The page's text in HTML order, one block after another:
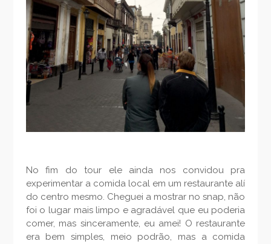
No fim do tour ele ainda nos convidou pra
experimentar a comida local em um restaurante alí
do centro mesmo. Cheguei a mostrar no snap, não
foi o lugar mais limpo e agradável que eu poderia
comer, mas sinceramente, eu amei! O restaurante
era bem simples, meio podrão, mas a comida